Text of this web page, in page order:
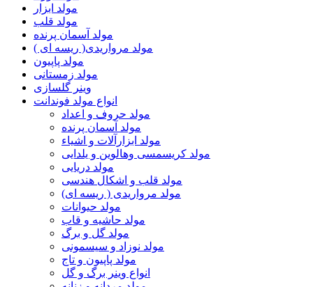
مولد ابزار
مولد قلب
مولد آسمان پرنده
مولد مرواریدی( ریسه ای )
مولد پاپیون
مولد زمستانی
وینر گلسازی
انواع مولد فوندانت
مولد حروف و اعداد
مولد آسمان پرنده
مولد ابزارآلات و اشیاء
مولد کریسمسی وهالوین و یلدایی
مولد دریایی
مولد قلب و اشکال هندسی
مولد مرواریدی ( ریسه ای)
مولد حیوانات
مولد حاشیه و قاب
مولد گل و برگ
مولد نوزاد و سیسمونی
مولد پاپیون و تاج
انواع وینر برگ و گل